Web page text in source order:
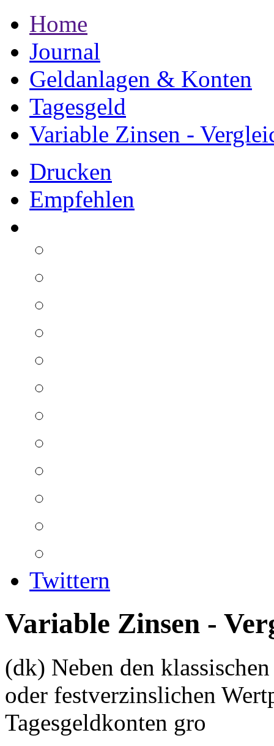
Home
Journal
Geldanlagen & Konten
Tagesgeld
Variable Zinsen -
Drucken
Empfehlen
Twittern
Variable Zinsen -
(dk) Neben den
oder festverzinslichen
Tagesgeldkonten gro